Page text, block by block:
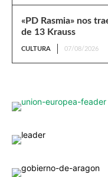
«PD Rasmia» nos
de 13 Krauss
CULTURA 07/08/2026